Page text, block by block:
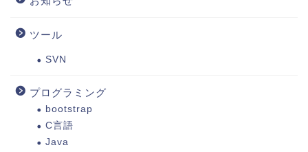
ツール
SVN
プログラミング
bootstrap
C言語
Java